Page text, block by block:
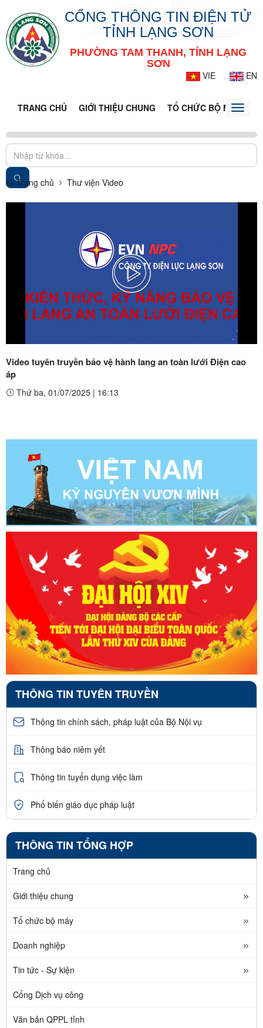
CỔNG THÔNG TIN ĐIỆN TỬ
TỈNH LẠNG SƠN
PHƯỜNG TAM THANH, TỈNH LẠNG
SƠN
VIE
EN
TRANG CHỦ GIỚI THIỆU CHUNG TỔ CHỨC BỘ MÁYToggle
Trang chủ Thư viện Video
Play
Video tuyên truyền bảo vệ hành lang an toàn lưới Điện cao
áp
Thứ ba, 01/07/2025 | 16:13
THÔNG TIN TUYÊN TRUYỀN
Thông tin chính sách, pháp luật của Bộ Nội vụ
Thông báo niêm yết
Thông tin tuyển dụng việc làm
Phổ biến giáo dục pháp luật
THÔNG TIN TỔNG HỢP
Trang chủ
Giới thiệu chung
Tổ chức bộ máy
Doanh nghiệp
Tin tức - Sự kiện
Cổng Dịch vụ công
Văn bản QPPL tỉnh